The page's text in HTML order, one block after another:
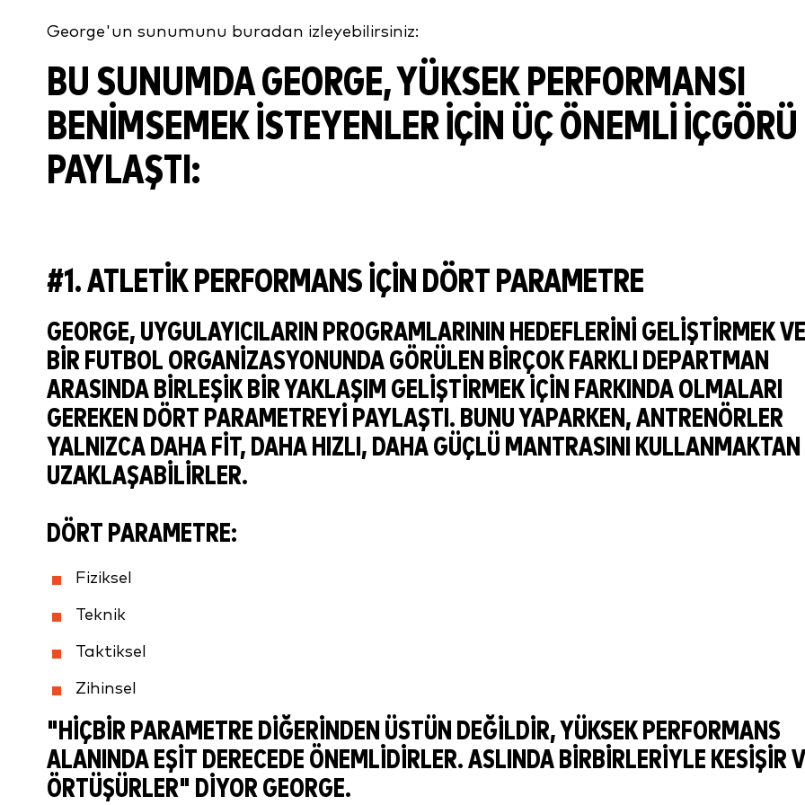
George'un sunumunu buradan izleyebilirsiniz:
BU SUNUMDA GEORGE, YÜKSEK PERFORMANSI
BENIMSEMEK ISTEYENLER IÇIN ÜÇ ÖNEMLI IÇGÖRÜ
PAYLAŞTI:
#1. ATLETIK PERFORMANS IÇIN DÖRT PARAMETRE
GEORGE, UYGULAYICILARIN PROGRAMLARININ HEDEFLERINI GELIŞTIRMEK VE
BIR FUTBOL ORGANIZASYONUNDA GÖRÜLEN BIRÇOK FARKLI DEPARTMAN
ARASINDA BIRLEŞIK BIR YAKLAŞIM GELIŞTIRMEK IÇIN FARKINDA OLMALARI
GEREKEN DÖRT PARAMETREYI PAYLAŞTI. BUNU YAPARKEN, ANTRENÖRLER
YALNIZCA DAHA FIT, DAHA HIZLI, DAHA GÜÇLÜ MANTRASINI KULLANMAKTAN
UZAKLAŞABILIRLER.
DÖRT PARAMETRE:
Fiziksel
Teknik
Taktiksel
Zihinsel
"HIÇBIR PARAMETRE DIĞERINDEN ÜSTÜN DEĞILDIR, YÜKSEK PERFORMANS
ALANINDA EŞIT DERECEDE ÖNEMLIDIRLER. ASLINDA BIRBIRLERIYLE KESIŞIR
ÖRTÜŞÜRLER" DIYOR GEORGE.